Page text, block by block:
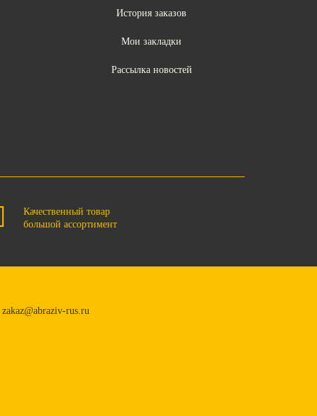
История заказов
Мои закладки
Рассылка новостей
Качественный товар
большой ассортимент
zakaz@abraziv-rus.ru